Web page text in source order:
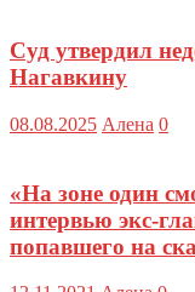
Суд утвердил
Нагавкину
08.08.2025 Алена 0
«На зоне один
интервью экс-
попавшего на